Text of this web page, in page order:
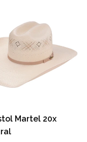
Martel 20x